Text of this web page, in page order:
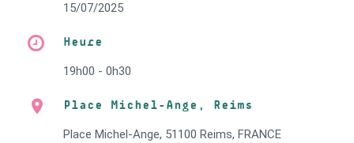
15/07/2025
Heure
19h00 - 0h30
Place Michel-Ange, Reims
Place Michel-Ange, 51100 Reims, FRANCE